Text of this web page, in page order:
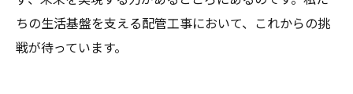
ちの生活基盤を支える配管工事において、これからの挑
戦が待っています。